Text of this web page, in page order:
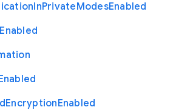
InPrivateModesEnabled
Enabled
EncryptionEnabled